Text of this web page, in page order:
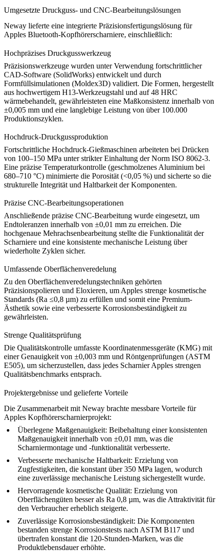
Umgesetzte Druckguss- und CNC-Bearbeitungslösungen
Neway lieferte eine integrierte Präzisionsfertigungslösung für
Apples Bluetooth-Kopfhörerscharniere, einschließlich:
Hochpräzises Druckgusswerkzeug
Präzisionswerkzeuge wurden unter Verwendung fortschrittlicher
CAD-Software (SolidWorks) entwickelt und durch
Formfüllsimulationen (Moldex3D) validiert. Die Formen, hergestellt
aus hochwertigem H13-Werkzeugstahl und auf 48 HRC
wärmebehandelt, gewährleisteten eine Maßkonsistenz innerhalb von
±0,005 mm und eine langlebige Leistung von über 100.000
Produktionszyklen.
Hochdruck-Druckgussproduktion
Fortschrittliche Hochdruck-Gießmaschinen arbeiteten bei Drücken
von 100–150 MPa unter strikter Einhaltung der Norm ISO 8062-3.
Eine präzise Temperaturkontrolle (geschmolzenes Aluminium bei
680–710 °C) minimierte die Porosität (<0,05 %) und sicherte so die
strukturelle Integrität und Haltbarkeit der Komponenten.
Präzise CNC-Bearbeitungsoperationen
Anschließende präzise CNC-Bearbeitung wurde eingesetzt, um
Endtoleranzen innerhalb von ±0,01 mm zu erreichen. Die
hochgenaue Mehrachsenbearbeitung stellte die Funktionalität der
Scharniere und eine konsistente mechanische Leistung über
wiederholte Zyklen sicher.
Umfassende Oberflächenveredelung
Zu den Oberflächenveredelungstechniken gehörten
Präzisionspolieren und Eloxieren, um Apples strenge kosmetische
Standards (Ra ≤0,8 µm) zu erfüllen und somit eine Premium-
Ästhetik sowie eine verbesserte Korrosionsbeständigkeit zu
gewährleisten.
Strenge Qualitätsprüfung
Die Qualitätskontrolle umfasste Koordinatenmessgeräte (KMG) mit
einer Genauigkeit von ±0,003 mm und Röntgenprüfungen (ASTM
E505), um sicherzustellen, dass jedes Scharnier Apples strengen
Qualitätsbenchmarks entsprach.
Projektergebnisse und gelieferte Vorteile
Die Zusammenarbeit mit Neway brachte messbare Vorteile für
Apples Kopfhörerscharnierprojekt:
Überlegene Maßgenauigkeit: Beibehaltung einer konsistenten
Maßgenauigkeit innerhalb von ±0,01 mm, was die
Scharniermontage und -funktionalität verbesserte.
Verbesserte mechanische Haltbarkeit: Erzielung von
Zugfestigkeiten, die konstant über 350 MPa lagen, wodurch
eine zuverlässige mechanische Leistung sichergestellt wurde.
Hervorragende kosmetische Qualität: Erzielung von
Oberflächengüten besser als Ra 0,8 µm, was die Attraktivität für
den Verbraucher erheblich steigerte.
Zuverlässige Korrosionsbeständigkeit: Die Komponenten
bestanden strenge Korrosionstests nach ASTM B117 und
übertrafen konstant die 120-Stunden-Marken, was die
Produktlebensdauer erhöhte.